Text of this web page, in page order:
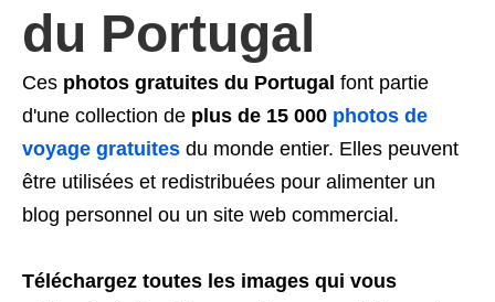
du Portugal
Ces photos gratuites du Portugal font partie
d'une collection de plus de 15 000 photos de
voyage gratuites du monde entier. Elles peuvent
être utilisées et redistribuées pour alimenter un
blog personnel ou un site web commercial.
Téléchargez toutes les images qui vous